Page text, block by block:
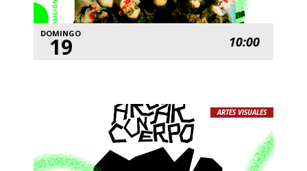
DOMINGO
19 10:00
ARTES VISUALES